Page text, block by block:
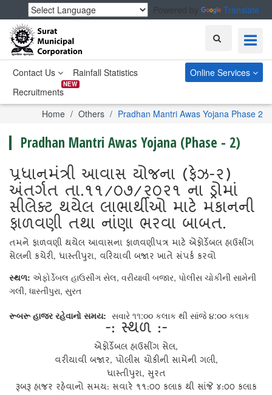
Powered by Translate
Search
Contact Us
Rainfall Statistics
Recruitments
NEW
Online Services
Home Others Pradhan Mantri Awas Yojana Phase 2
Pradhan Mantri Awas Yojana (Phase - 2)
પ્રધાનમંત્રી આવાસ યોજના (ફેઝ-૨)
અંતર્ગત તા.૧૧/૦૭/૨૦૨૧ ના ડ્રોમાં
સીલેક્ટ થયેલ લાભાર્થીઓ માટે મકાનની
ફાળવણી તથા નાંણા ભરવા બાબત.
તમને ફાળવણી થયેલ આવાસના ફાળવણીપત્ર માટે એફોર્ડેબલ હાઉસીંગ
સેલની કચેરી, ધાસ્તીપુરા, વરિયાવી બજાર ખાતે સંપર્ક કરવો
સ્થળ: એફોર્ડેબલ હાઉસીંગ સેલ, વરીયાવી બજાર, પોલીસ ચોકીની સામેની
ગલી, ધાસ્તીપુરા, સુરત
રૂબરૂ હાજર રહેવાનો સમય: સવારે ૧૧:૦૦ કલાક થી સાંજે ૪:૦૦ કલાક
-: સ્થળ :-
એફોર્ડેબલ હાઉસીંગ સેલ,
વરીયાવી બજાર, પોલીસ ચોકીની સામેની ગલી,
ધાસ્તીપુરા, સુરત
રૂબરૂ હાજર રહેવાનો સમય: સવારે ૧૧:૦૦ કલાક થી સાંજે ૪:૦૦ કલાક